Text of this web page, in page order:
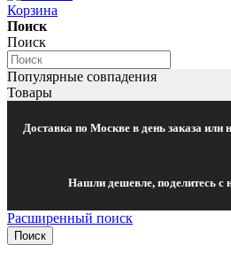
Корзина
Поиск
Поиск
Популярные совпадения
Товары
Доставка по Москве в день заказа или
Нашли дешевле, поделитесь с
Расширенный поиск
Поиск